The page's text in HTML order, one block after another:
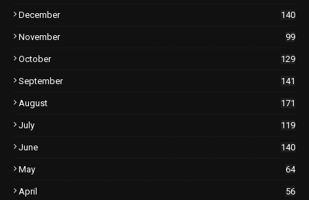
December 140
November 99
October 129
September 141
August 171
July 119
June 140
May 64
April 56